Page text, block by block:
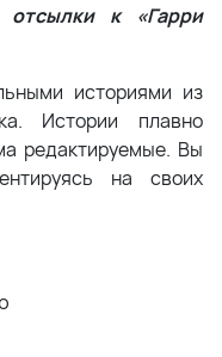
к «Гарри
историями из
Истории плавно
редактируемые. Вы
на своих